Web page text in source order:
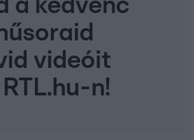
a kedvenc
videóit
n!